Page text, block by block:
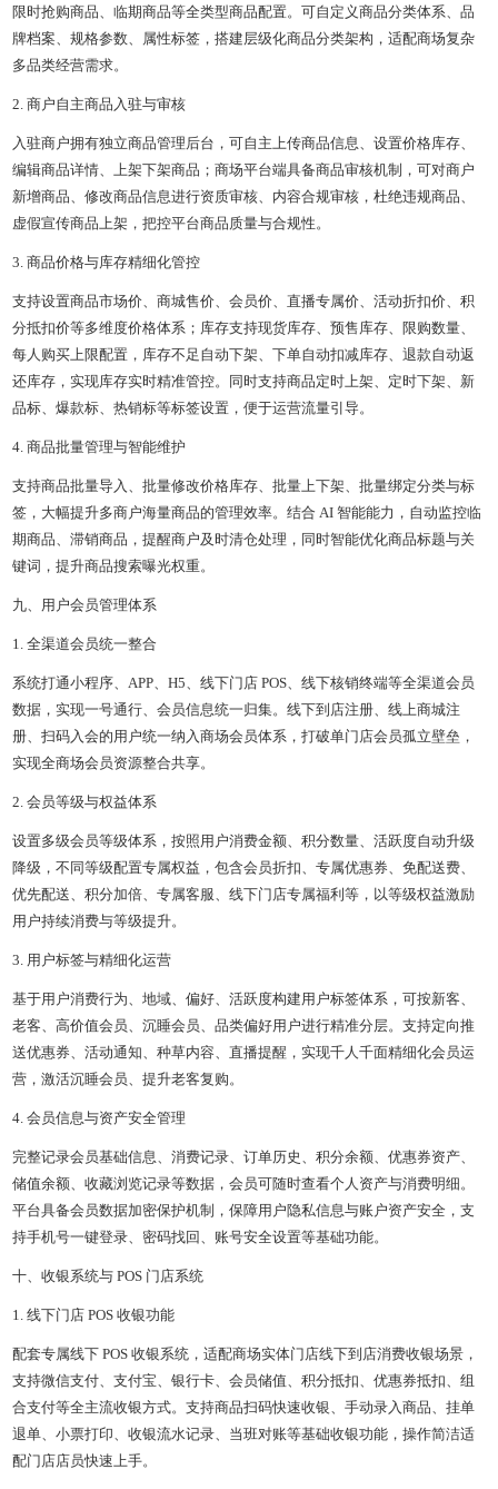
限时抢购商品、临期商品等全类型商品配置。可自定义商品分类体系、品
牌档案、规格参数、属性标签，搭建层级化商品分类架构，适配商场复杂
多品类经营需求。
2. 商户自主商品入驻与审核
入驻商户拥有独立商品管理后台，可自主上传商品信息、设置价格库存、
编辑商品详情、上架下架商品；商场平台端具备商品审核机制，可对商户
新增商品、修改商品信息进行资质审核、内容合规审核，杜绝违规商品、
虚假宣传商品上架，把控平台商品质量与合规性。
3. 商品价格与库存精细化管控
支持设置商品市场价、商城售价、会员价、直播专属价、活动折扣价、积
分抵扣价等多维度价格体系；库存支持现货库存、预售库存、限购数量、
每人购买上限配置，库存不足自动下架、下单自动扣减库存、退款自动返
还库存，实现库存实时精准管控。同时支持商品定时上架、定时下架、新
品标、爆款标、热销标等标签设置，便于运营流量引导。
4. 商品批量管理与智能维护
支持商品批量导入、批量修改价格库存、批量上下架、批量绑定分类与标
签，大幅提升多商户海量商品的管理效率。结合 AI 智能能力，自动监控临
期商品、滞销商品，提醒商户及时清仓处理，同时智能优化商品标题与关
键词，提升商品搜索曝光权重。
九、用户会员管理体系
1. 全渠道会员统一整合
系统打通小程序、APP、H5、线下门店 POS、线下核销终端等全渠道会员
数据，实现一号通行、会员信息统一归集。线下到店注册、线上商城注
册、扫码入会的用户统一纳入商场会员体系，打破单门店会员孤立壁垒，
实现全商场会员资源整合共享。
2. 会员等级与权益体系
设置多级会员等级体系，按照用户消费金额、积分数量、活跃度自动升级
降级，不同等级配置专属权益，包含会员折扣、专属优惠券、免配送费、
优先配送、积分加倍、专属客服、线下门店专属福利等，以等级权益激励
用户持续消费与等级提升。
3. 用户标签与精细化运营
基于用户消费行为、地域、偏好、活跃度构建用户标签体系，可按新客、
老客、高价值会员、沉睡会员、品类偏好用户进行精准分层。支持定向推
送优惠券、活动通知、种草内容、直播提醒，实现千人千面精细化会员运
营，激活沉睡会员、提升老客复购。
4. 会员信息与资产安全管理
完整记录会员基础信息、消费记录、订单历史、积分余额、优惠券资产、
储值余额、收藏浏览记录等数据，会员可随时查看个人资产与消费明细。
平台具备会员数据加密保护机制，保障用户隐私信息与账户资产安全，支
持手机号一键登录、密码找回、账号安全设置等基础功能。
十、收银系统与 POS 门店系统
1. 线下门店 POS 收银功能
配套专属线下 POS 收银系统，适配商场实体门店线下到店消费收银场景，
支持微信支付、支付宝、银行卡、会员储值、积分抵扣、优惠券抵扣、组
合支付等全主流收银方式。支持商品扫码快速收银、手动录入商品、挂单
退单、小票打印、收银流水记录、当班对账等基础收银功能，操作简洁适
配门店店员快速上手。